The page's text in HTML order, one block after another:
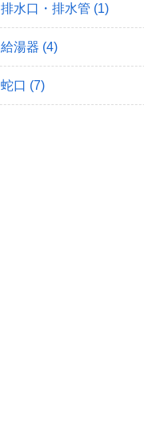
排水口・排水管 (1)
給湯器 (4)
蛇口 (7)